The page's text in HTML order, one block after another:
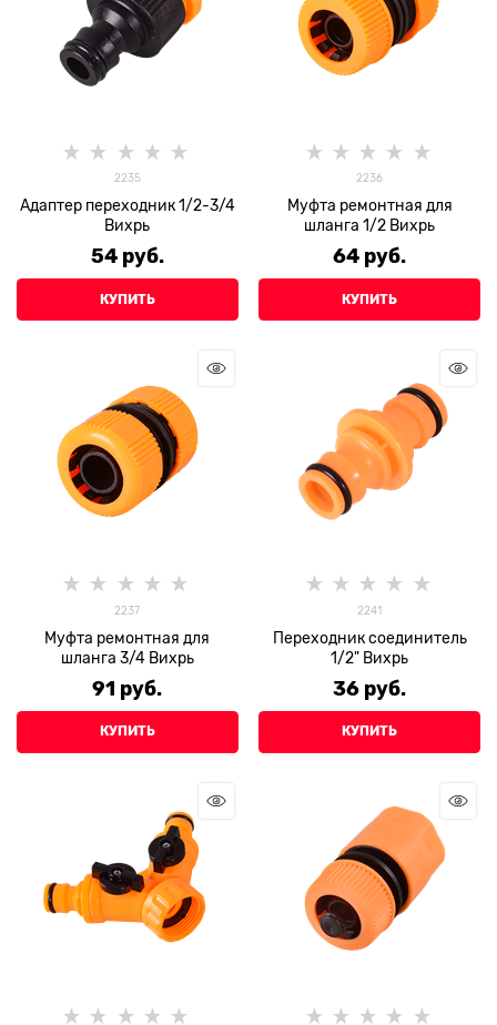
2235
Адаптер переходник 1/2-3/4
Вихрь
54 руб.
КУПИТЬ
2236
Муфта ремонтная для
шланга 1/2 Вихрь
64 руб.
КУПИТЬ
2237
Муфта ремонтная для
шланга 3/4 Вихрь
91 руб.
КУПИТЬ
2241
Переходник соединитель
1/2" Вихрь
36 руб.
КУПИТЬ